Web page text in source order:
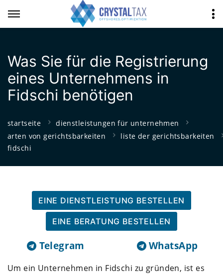
Was Sie für die Registrierung
eines Unternehmens in
Fidschi benötigen
startseite
dienstleistungen für unternehmen
arten von gerichtsbarkeiten
liste der gerichtsbarkeiten
fidschi
EINE DIENSTLEISTUNG BESTELLEN
EINE BERATUNG BESTELLEN
Telegram WhatsApp
Um ein Unternehmen in Fidschi zu gründen, ist es